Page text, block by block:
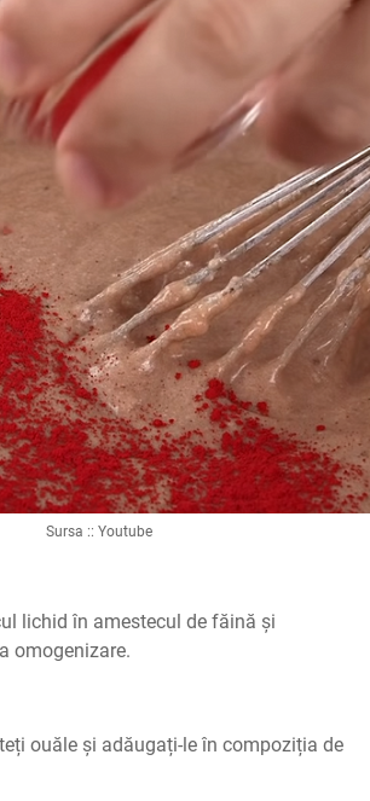
Sursa :: Youtube
lichid în amestecul de făină și
omogenizare.
ouăle și adăugați-le în compoziția de